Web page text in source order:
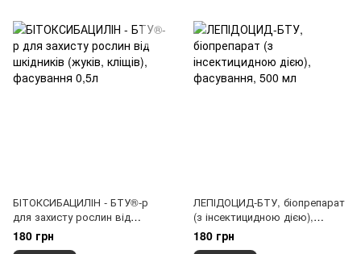
БІТОКСИБАЦИЛІН - БТУ®-р
для захисту рослин від
шкідників (жуків, кліщів),
фасування 0,5л
180 грн
ЛЕПІДОЦИД-БТУ, біопрепарат
(з інсектицидною дією),
фасування, 500 мл
180 грн